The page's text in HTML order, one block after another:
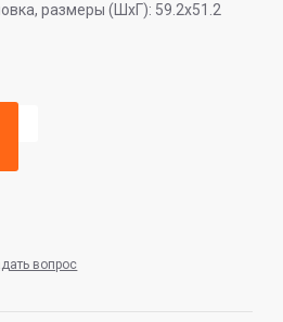
размеры (ШхГ): 59.2x51.2
вопрос